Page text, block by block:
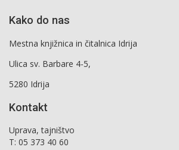
Kako do nas
Mestna knjižnica in čitalnica Idrija
Ulica sv. Barbare 4-5,
5280 Idrija
Kontakt
Uprava, tajništvo
T: 05 373 40 60